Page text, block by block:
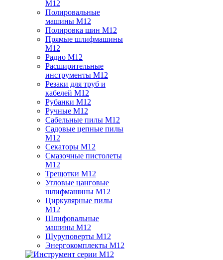
M12
Полировальные
машины M12
Полировка шин M12
Прямые шлифмашины
M12
Радио M12
Расширительные
инструменты M12
Резаки для труб и
кабелей M12
Рубанки M12
Ручные M12
Сабельные пилы M12
Садовые цепные пилы
M12
Секаторы M12
Смазочные пистолеты
M12
Трещотки M12
Угловые цанговые
шлифмашины M12
Циркулярные пилы
M12
Шлифовальные
машины M12
Шуруповерты M12
Энергокомплекты M12